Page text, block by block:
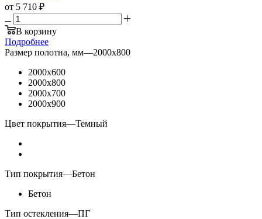
от 5 710 ₽
В корзину
Подробнее
Размер полотна, мм—2000x800
2000x600
2000x800
2000x700
2000x900
Цвет покрытия—Темный
Тип покрытия—Бетон
Бетон
Тип остекления—ПГ